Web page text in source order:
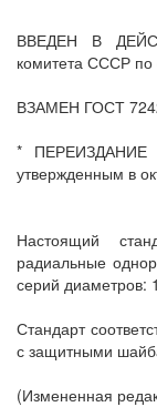
ВВЕДЕН В
комитета СССР по
ВЗАМЕН ГОСТ
* ПЕРЕИЗДАНИЕ
утвержденным в
Настоящий
радиальные
серий диаметров:
Стандарт
с защитными
(Измененная